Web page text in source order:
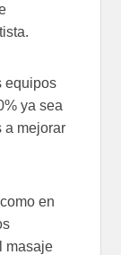
equipos
ya sea
a mejorar
en
masaje